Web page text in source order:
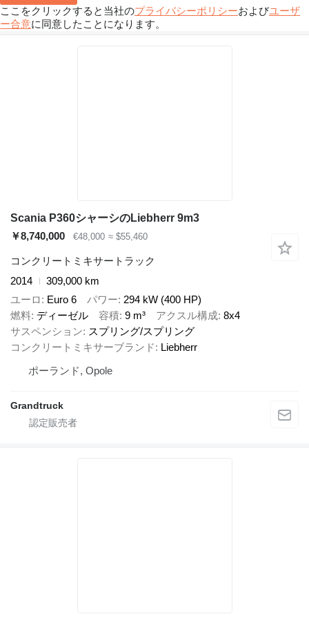
ここをクリックすると当社のプライバシーポリシーおよびユーザ
ー合意に同意したことになります。
Scania P360シャーシのLiebherr 9m3
￥8,740,000
€48,000 ≈ $55,460
コンクリートミキサートラック
2014
309,000 km
ユーロ
Euro 6 パワー 294 kW (400 HP)
燃料 ディーゼル 容積 9 m³ アクスル構成 8x4
サスペンション
スプリング/スプリング
コンクリートミキサーブランド
Liebherr
ポーランド, Opole
Grandtruck